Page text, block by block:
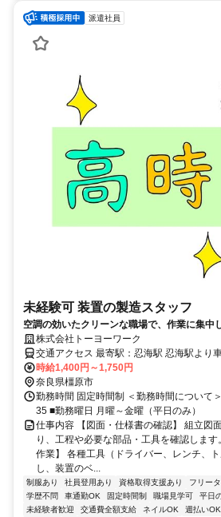
派遣社員
未経験可 装置の製造スタッフ
空調の効いたクリーンな職場で、作業に集中
す♪ 【履歴書不要】応募ボタンで応募完了
株式会社トーヨーワーク
交通アクセス 最寄駅：忍海駅 忍海駅より車7分 【勤務情報】 奈良県
橿原市
時給1,400円～1,750円
奈良県橿原市
勤務時間 固定時間制 ＜勤務時間について
35 ■勤務曜日 月曜～金曜（平日のみ）
仕事内容 【図面・仕様書の確認】 組立図
り、工程や必要な部品・工具を確認しま
作業】 各種工具（ドライバー、レンチ、
し、装置のベ...
制服あり 社員登用あり 資格取得支援あり フリー
学歴不問
車通勤OK 固定時間制 職場見学可 平日
未経験者歓迎
交通費全額支給 ネイルOK 週払いOK